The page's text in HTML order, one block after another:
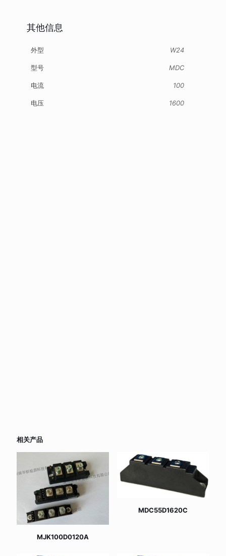
其他信息
外型 W24
型号 MDC
电流 100
电压 1600
相关产品
MJK100D0120A
MDC55D1620C